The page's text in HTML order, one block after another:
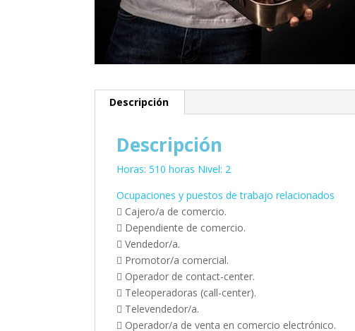
Descripción
Descripción
Horas: 510 horas Nivel: 2
Ocupaciones y puestos de trabajo relacionados
 Cajero/a de comercio.
 Dependiente de comercio.
 Vendedor/a.
 Promotor/a comercial.
 Operador de contact-center.
 Teleoperadoras (call-center).
 Televendedor/a.
 Operador/a de venta en comercio electrónico.